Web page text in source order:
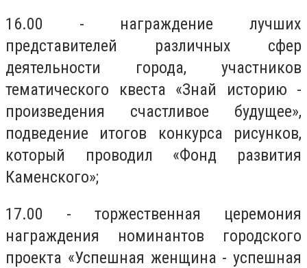
16.00 - награждение лучших
представителей различных сфер
деятельности города, участников
тематического квеста «Знай историю -
произведения счастливое будущее»,
подведение итогов конкурса рисунков,
который проводил «Фонд развития
Каменского»;
17.00 - торжественная церемония
награждения номинантов городского
проекта «Успешная женщина - успешная